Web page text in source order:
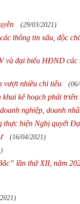
(29/03/2021)
thông tin xấu, độc
và đại biểu HĐND các
vượt nhiều chỉ tiêu
kế hoạch phát triển
nghiệp, doanh
thực hiện Nghị quyết
(16/04/2021)
lần thứ XII, năm